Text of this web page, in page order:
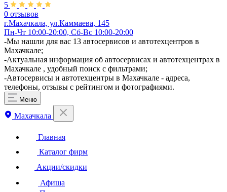
5
0 отзывов
г.Махачкала, ул.Каммаева, 145
Пн-Чт 10:00-20:00, Сб-Вс 10:00-20:00
-Мы нашли для вас 13 автосервисов и автотехцентров в
Махачкале;
-Актуальная информация об автосервисах и автотехцентрах в
Махачкале , удобный поиск с фильтрами;
-Автосервисы и автотехцентры в Махачкале - адреса,
телефоны, отзывы с рейтингом и фотографиями.
Меню
Махачкала
Главная
Каталог фирм
Акции/скидки
Афиша